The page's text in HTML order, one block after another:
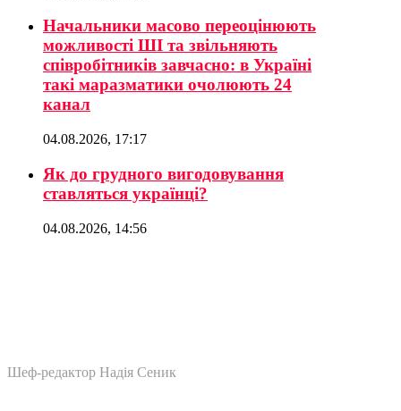
Начальники масово переоцінюють
можливості ШІ та звільняють
співробітників завчасно: в Україні
такі маразматики очолюють 24
канал
04.08.2026, 17:17
Як до грудного вигодовування
ставляться українці?
04.08.2026, 14:56
Шеф-редактор Надія Сеник